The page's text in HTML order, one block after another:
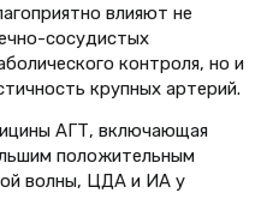
влияют не
сосудистых
контроля, но и
крупных артерий.
АГТ, включающая
положительным
волны, ЦДА и ИА у